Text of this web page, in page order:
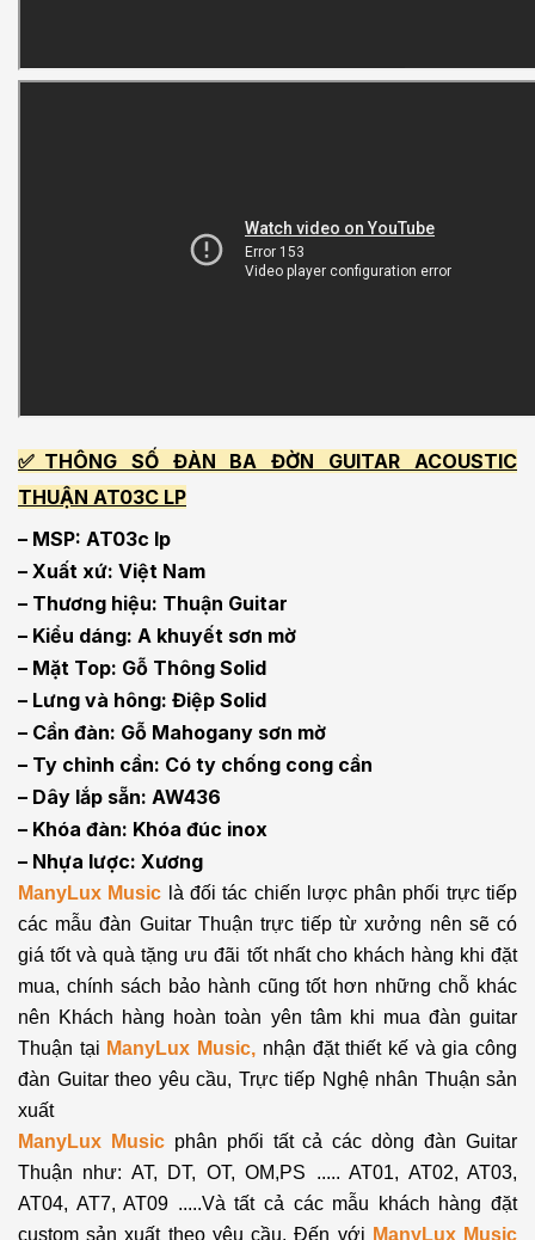
✅THÔNG SỐ ĐÀN BA ĐỜN GUITAR ACOUSTIC
THUẬN AT03C LP
– MSP: AT03c lp
– Xuất xứ: Việt Nam
– Thương hiệu: Thuận Guitar
– Kiểu dáng: A khuyết sơn mờ
– Mặt Top: Gỗ Thông Solid
– Lưng và hông: Điệp Solid
– Cần đàn: Gỗ Mahogany sơn mờ
– Ty chỉnh cần: Có ty chống cong cần
– Dây lắp sẵn: AW436
– Khóa đàn: Khóa đúc inox
– Nhựa lược: Xương
ManyLux Music là đối tác chiến lược phân phối trực tiếp
các mẫu đàn Guitar Thuận trực tiếp từ xưởng nên sẽ có
giá tốt và quà tặng ưu đãi tốt nhất cho khách hàng khi đặt
mua, chính sách bảo hành cũng tốt hơn những chỗ khác
nên Khách hàng hoàn toàn yên tâm khi mua đàn guitar
Thuận tại ManyLux Music, nhận đặt thiết kế và gia công
đàn Guitar theo yêu cầu, Trực tiếp Nghệ nhân Thuận sản
xuất
ManyLux Musicphân phối tất cả các dòng đàn Guitar
Thuận như: AT, DT, OT, OM,PS ..... AT01, AT02, AT03,
AT04, AT7, AT09 .....Và tất cả các mẫu khách hàng đặt
custom sản xuất theo yêu cầu, Đến với ManyLux Music